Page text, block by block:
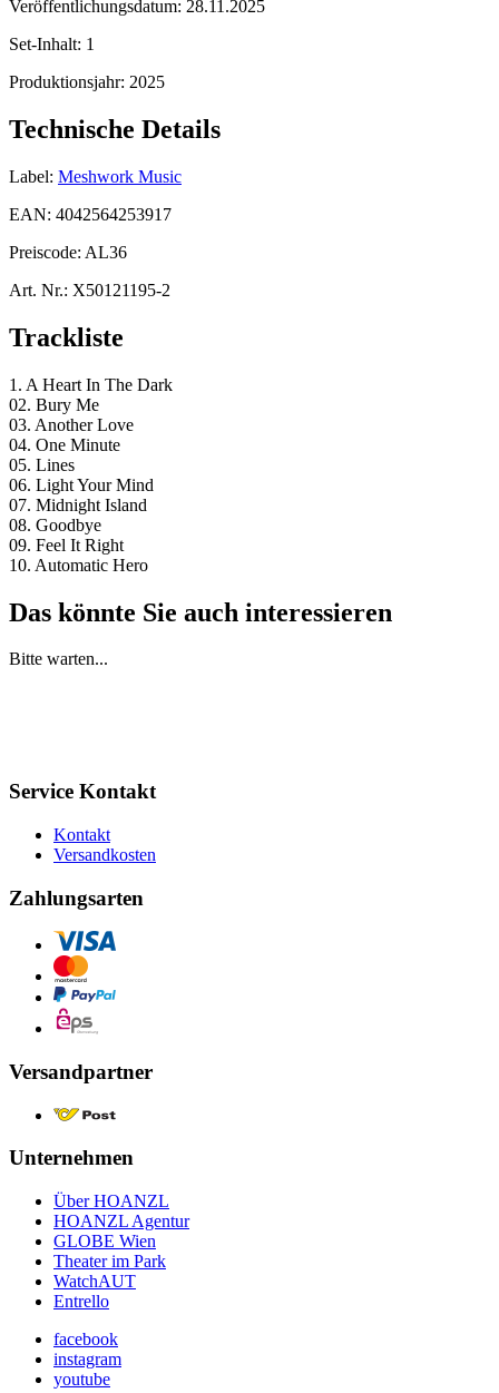
Veröffentlichungsdatum: 28.11.2025
Set-Inhalt: 1
Produktionsjahr: 2025
Technische Details
Label: Meshwork Music
EAN: 4042564253917
Preiscode: AL36
Art. Nr.: X50121195-2
Trackliste
1. A Heart In The Dark
02. Bury Me
03. Another Love
04. One Minute
05. Lines
06. Light Your Mind
07. Midnight Island
08. Goodbye
09. Feel It Right
10. Automatic Hero
Das könnte Sie auch interessieren
Bitte warten...
Service Kontakt
Kontakt
Versandkosten
Zahlungsarten
Versandpartner
Unternehmen
Über HOANZL
HOANZL Agentur
GLOBE Wien
Theater im Park
WatchAUT
Entrello
facebook
instagram
youtube